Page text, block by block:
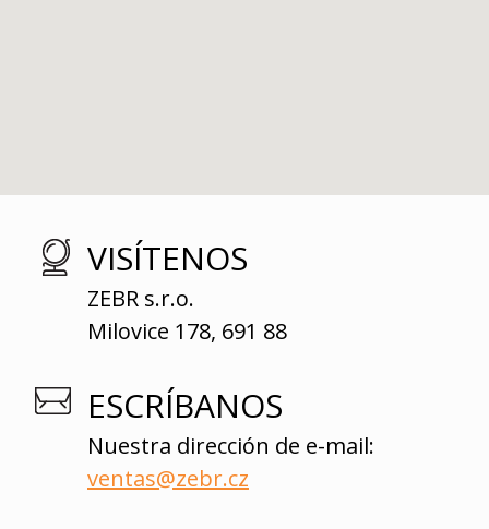
VISÍTENOS
ZEBR s.r.o.
Milovice 178, 691 88
ESCRÍBANOS
Nuestra dirección de e-mail:
ventas@zebr.cz